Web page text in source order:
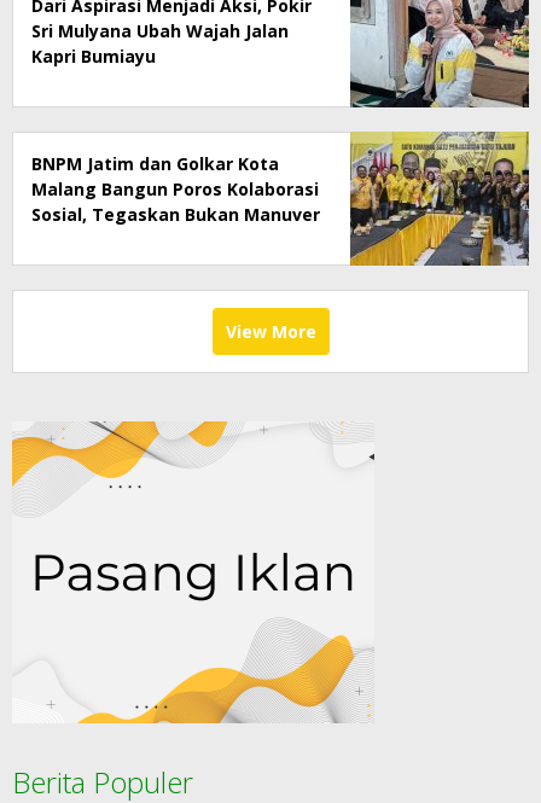
Dari Aspirasi Menjadi Aksi, Pokir
Sri Mulyana Ubah Wajah Jalan
Kapri Bumiayu
BNPM Jatim dan Golkar Kota
Malang Bangun Poros Kolaborasi
Sosial, Tegaskan Bukan Manuver
View More
Berita Populer